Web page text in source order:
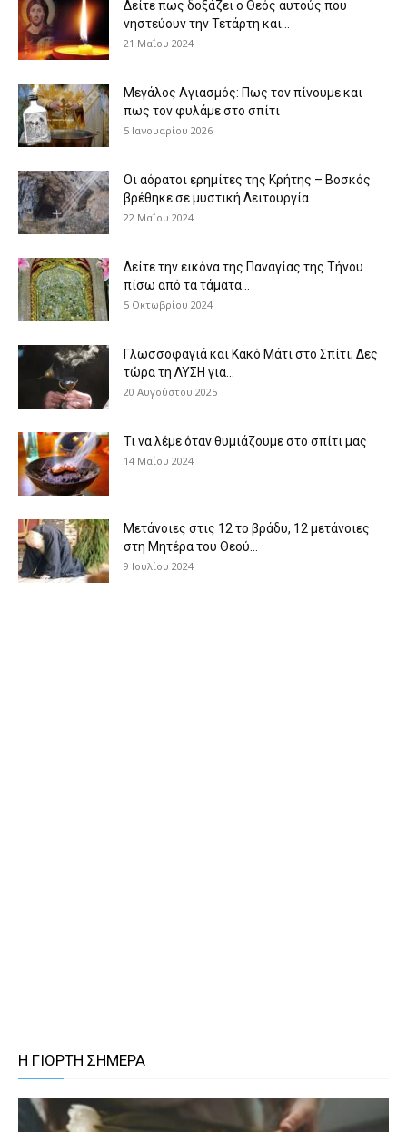
Δείτε πως δοξάζει ο Θεός αυτούς που
νηστεύουν την Τετάρτη και...
21 Μαΐου 2024
Μεγάλος Αγιασμός: Πως τον πίνουμε και
πως τον φυλάμε στο σπίτι
5 Ιανουαρίου 2026
Οι αόρατοι ερημίτες της Κρήτης – Βοσκός
βρέθηκε σε μυστική Λειτουργία...
22 Μαΐου 2024
Δείτε την εικόνα της Παναγίας της Τήνου
πίσω από τα τάματα...
5 Οκτωβρίου 2024
Γλωσσοφαγιά και Κακό Μάτι στο Σπίτι; Δες
τώρα τη ΛΥΣΗ για...
20 Αυγούστου 2025
Τι να λέμε όταν θυμιάζουμε στο σπίτι μας
14 Μαΐου 2024
Μετάνοιες στις 12 το βράδυ, 12 μετάνοιες
στη Μητέρα του Θεού...
9 Ιουλίου 2024
Η ΓΙΟΡΤΗ ΣΗΜΕΡΑ